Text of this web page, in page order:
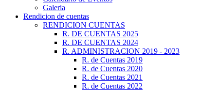
Galeria
Rendicion de cuentas
RENDICION CUENTAS
R. DE CUENTAS 2025
R. DE CUENTAS 2024
R. ADMINISTRACION 2019 - 2023
R. de Cuentas 2019
R. de Cuentas 2020
R. de Cuentas 2021
R. de Cuentas 2022